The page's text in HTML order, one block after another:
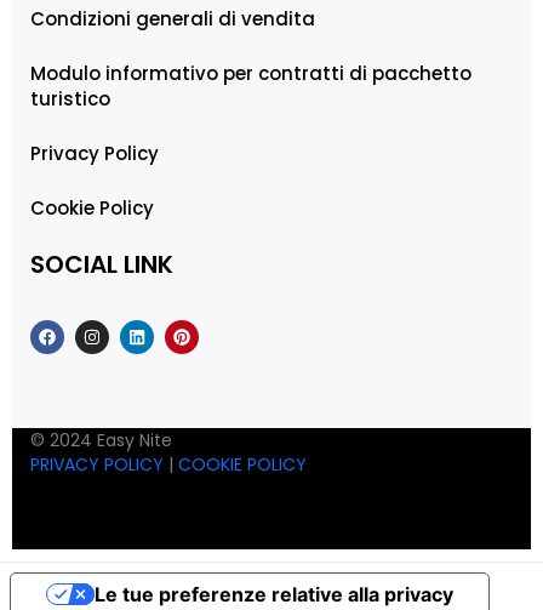
Condizioni generali di vendita
Modulo informativo per contratti di pacchetto
turistico
Privacy Policy
Cookie Policy
SOCIAL LINK
© 2024 Easy Nite
PRIVACY POLICY | COOKIE POLICY
Le tue preferenze relative alla privacy